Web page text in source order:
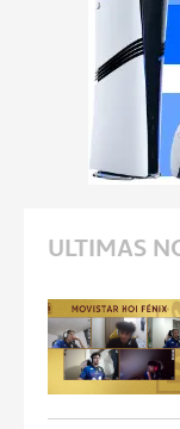
ULTIMAS